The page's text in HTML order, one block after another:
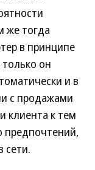
же тогда
в принципе
он
и в
с продажами
клиента к тем
предпочтений,
сети.